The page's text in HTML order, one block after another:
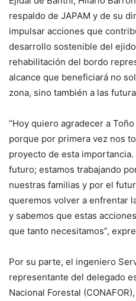
respaldo de JAPAM y de su
impulsar acciones que
desarrollo sostenible del
rehabilitación del bordo
alcance que beneficiará no
zona, sino también a las
“Hoy quiero agradecer a
porque por primera vez nos
proyecto de esta
futuro; estamos trabajando
nuestras familias y por el
queremos volver a enfrentar
y sabemos que estas
que tanto necesitamos”,
Por su parte, el ingeniero
representante del delegado
Nacional Forestal